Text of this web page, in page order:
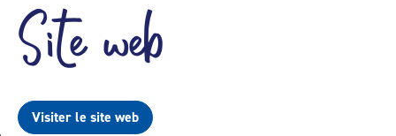
Site web
Visiter le site web